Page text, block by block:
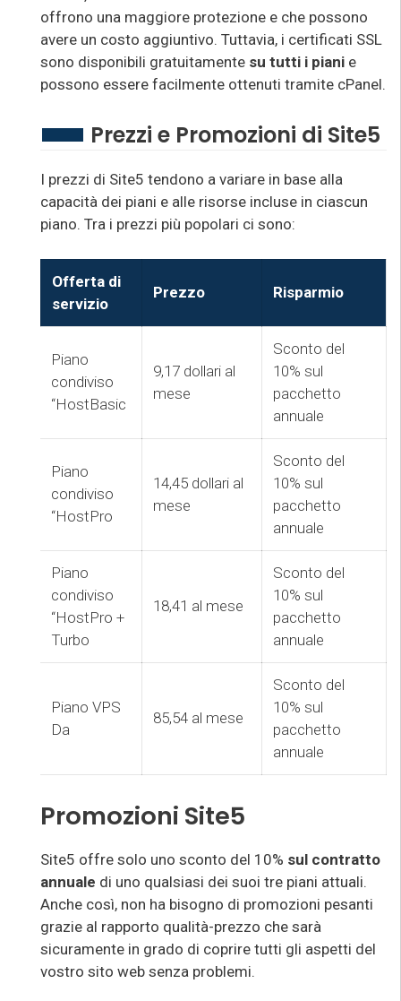
offrono una maggiore protezione e che possono
avere un costo aggiuntivo. Tuttavia, i certificati SSL
sono disponibili gratuitamente su tutti i piani e
possono essere facilmente ottenuti tramite cPanel.
Prezzi e Promozioni di Site5
I prezzi di Site5 tendono a variare in base alla
capacità dei piani e alle risorse incluse in ciascun
piano. Tra i prezzi più popolari ci sono:
Offerta di
servizio
Prezzo Risparmio
Piano
condiviso
“HostBasic
9,17 dollari al
mese
Sconto del
10% sul
pacchetto
annuale
Piano
condiviso
“HostPro
14,45 dollari al
mese
Sconto del
10% sul
pacchetto
annuale
Piano
condiviso
“HostPro +
Turbo
18,41 al mese
Sconto del
10% sul
pacchetto
annuale
Piano VPS
Da
85,54 al mese
Sconto del
10% sul
pacchetto
annuale
Promozioni Site5
Site5 offre solo uno sconto del 10% sul contratto
annuale di uno qualsiasi dei suoi tre piani attuali.
Anche così, non ha bisogno di promozioni pesanti
grazie al rapporto qualità-prezzo che sarà
sicuramente in grado di coprire tutti gli aspetti del
vostro sito web senza problemi.